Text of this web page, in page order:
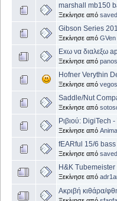
marshall mb150
Ξεκίνησε από saved
Gibson Series
Ξεκίνησε από GVen
Exω να διαλεξω
Ξεκίνησε από
Hofner Verythin
Ξεκίνησε από vegos
Saddle/Nut
Ξεκίνησε από
Ριβιού: DigiTech
Ξεκίνησε από
fEARful 15/6
Ξεκίνησε από saved
H&K
Ξεκίνησε από
Ακριβή κιθάρα/